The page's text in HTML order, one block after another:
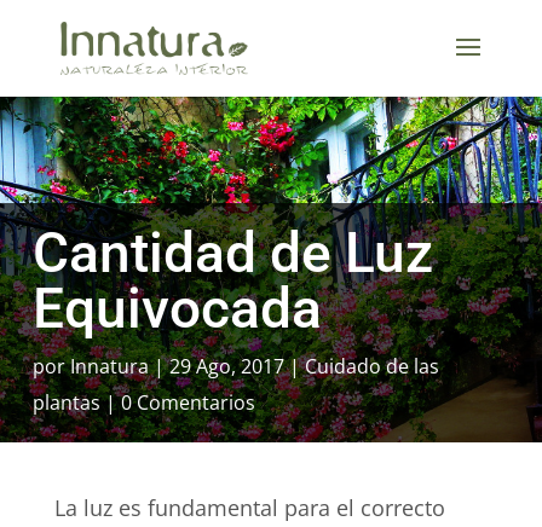
Cantidad de Luz
Equivocada
porInnatura 29 Ago, 2017
Cuidado de las
plantas
0 Comentarios
La luz es fundamental para el correcto